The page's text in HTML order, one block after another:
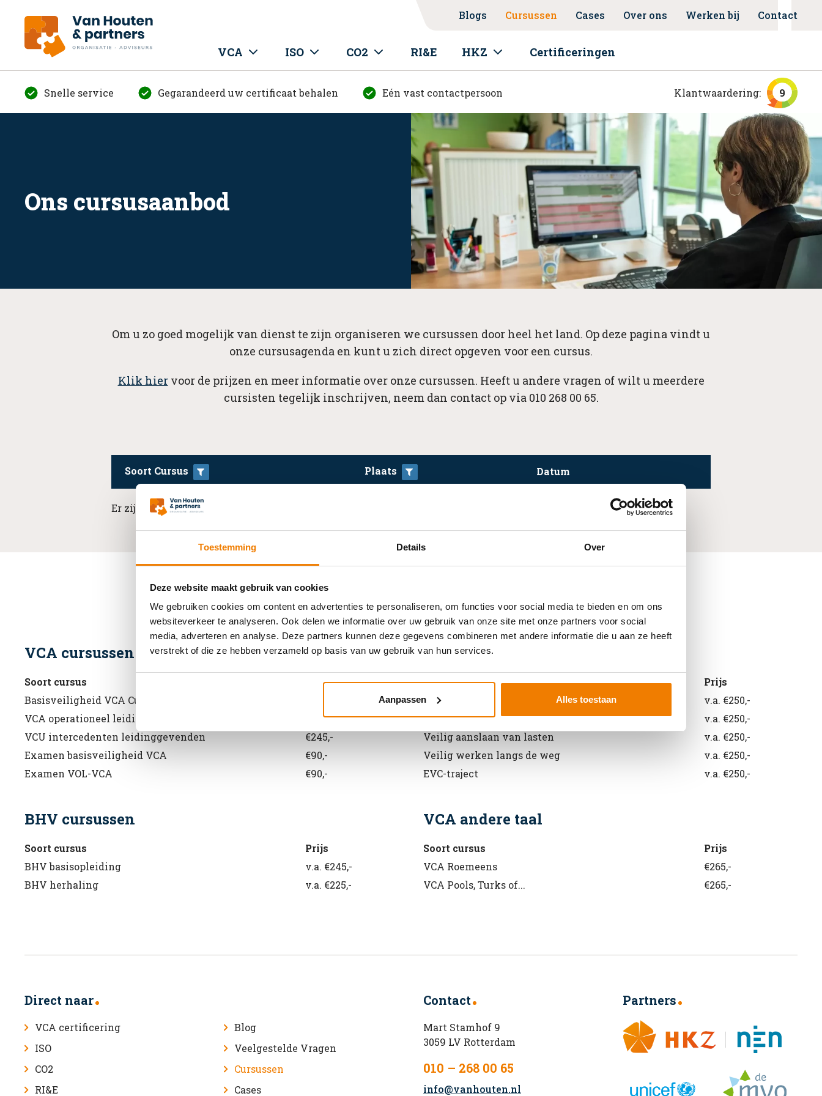
Toestemming Details Over
Deze website maakt gebruik van cookies
We gebruiken cookies om content en advertenties te personaliseren, om functies voor social media te bieden en om ons
websiteverkeer te analyseren. Ook delen we informatie over uw gebruik van onze site met onze partners voor social
media, adverteren en analyse. Deze partners kunnen deze gegevens combineren met andere informatie die u aan ze heeft
verstrekt of die ze hebben verzameld op basis van uw gebruik van hun services.
Aanpassen Alles toestaan
Blogs Cursussen Cases Over ons Werken bij Contact
VCA ISO CO2 RI&E HKZ Certificeringen
Snelle service Gegarandeerd uw certificaat behalen Eén vast contactpersoon Klantwaardering: 9
Ons cursusaanbod
Om u zo goed mogelijk van dienst te zijn organiseren we cursussen door heel het land. Op deze pagina vindt u
onze cursusagenda en kunt u zich direct opgeven voor een cursus.
Klik hiervoor de prijzen en meer informatie over onze cursussen. Heeft u andere vragen of wilt u meerdere
cursisten tegelijk inschrijven, neem dan contact op via 010 268 00 65.
Soort Cursus Plaats Datum
Er zijn geen resultaten beschikbaar.
Algemene informatie cursussen
VCA cursussen
Soort cursus
Prijs
Basisveiligheid VCA Cursus
VCA operationeel leidinggevenden
€245,-
VCU intercedenten leidinggevenden
€245,-
Examen basisveiligheid VCA
€90,-
Examen VOL-VCA
€90,-
BHV cursussen
Soort cursus
Prijs
BHV basisopleiding
v.a. €245,-
BHV herhaling
v.a. €225,-
Arbo en Veiligheid
Soort cursus
Prijs
Werken met vorkhef- en reachtruck
v.a. €250,-
Werken met een hoogwerker
v.a. €250,-
Veilig aanslaan van lasten
v.a. €250,-
Veilig werken langs de weg
v.a. €250,-
EVC-traject
v.a. €250,-
VCA andere taal
Soort cursus
Prijs
VCA Roemeens
€265,-
VCA Pools, Turks of...
€265,-
Direct naar
VCA certificering
ISO
CO2
RI&E
Blog
Veelgestelde Vragen
Cursussen
Cases
Contact
Mart Stamhof 9
3059 LV Rotterdam
010 – 268 00 65
info@vanhouten.nl
Partners